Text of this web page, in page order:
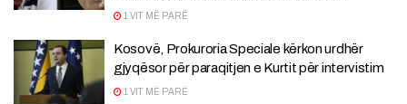
1 VIT MË PARË
Kosovë, Prokuroria Speciale kërkon urdhër
gjyqësor për paraqitjen e Kurtit për intervistim
1 VIT MË PARË